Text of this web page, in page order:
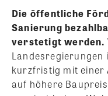
Die öffentliche
Sanierung
verstetigt werden.
Landesregierungen
kurzfristig mit einer
auf höhere